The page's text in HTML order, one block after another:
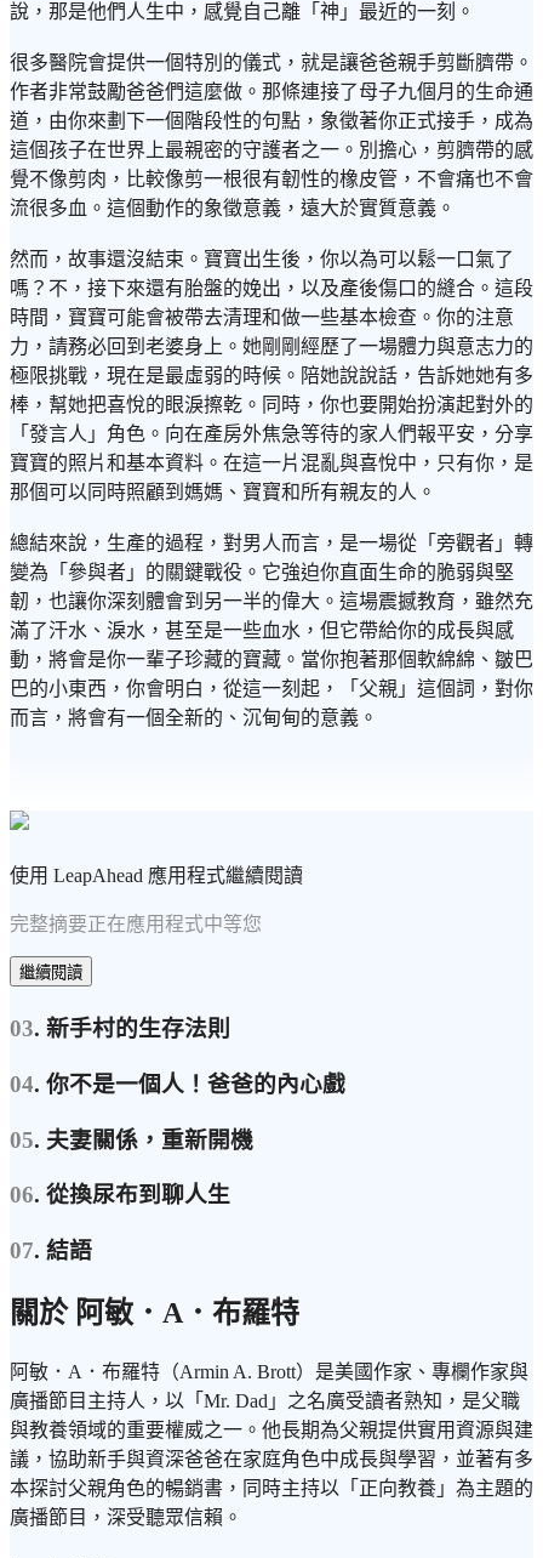
說，那是他們人生中，感覺自己離「神」最近的一刻。
很多醫院會提供一個特別的儀式，就是讓爸爸親手剪斷臍帶。
作者非常鼓勵爸爸們這麼做。那條連接了母子九個月的生命通
道，由你來劃下一個階段性的句點，象徵著你正式接手，成為
這個孩子在世界上最親密的守護者之一。別擔心，剪臍帶的感
覺不像剪肉，比較像剪一根很有韌性的橡皮管，不會痛也不會
流很多血。這個動作的象徵意義，遠大於實質意義。
然而，故事還沒結束。寶寶出生後，你以為可以鬆一口氣了
嗎？不，接下來還有胎盤的娩出，以及產後傷口的縫合。這段
時間，寶寶可能會被帶去清理和做一些基本檢查。你的注意
力，請務必回到老婆身上。她剛剛經歷了一場體力與意志力的
極限挑戰，現在是最虛弱的時候。陪她說說話，告訴她她有多
棒，幫她把喜悅的眼淚擦乾。同時，你也要開始扮演起對外的
「發言人」角色。向在產房外焦急等待的家人們報平安，分享
寶寶的照片和基本資料。在這一片混亂與喜悅中，只有你，是
那個可以同時照顧到媽媽、寶寶和所有親友的人。
總結來說，生產的過程，對男人而言，是一場從「旁觀者」轉
變為「參與者」的關鍵戰役。它強迫你直面生命的脆弱與堅
韌，也讓你深刻體會到另一半的偉大。這場震撼教育，雖然充
滿了汗水、淚水，甚至是一些血水，但它帶給你的成長與感
動，將會是你一輩子珍藏的寶藏。當你抱著那個軟綿綿、皺巴
巴的小東西，你會明白，從這一刻起，「父親」這個詞，對你
而言，將會有一個全新的、沉甸甸的意義。
使用 LeapAhead 應用程式繼續閱讀
完整摘要正在應用程式中等您
繼續閱讀
03. 新手村的生存法則
04. 你不是一個人！爸爸的內心戲
05. 夫妻關係，重新開機
06. 從換尿布到聊人生
07. 結語
關於 阿敏．A．布羅特
阿敏．A．布羅特（Armin A. Brott）是美國作家、專欄作家與
廣播節目主持人，以「Mr. Dad」之名廣受讀者熟知，是父職
與教養領域的重要權威之一。他長期為父親提供實用資源與建
議，協助新手與資深爸爸在家庭角色中成長與學習，並著有多
本探討父親角色的暢銷書，同時主持以「正向教養」為主題的
廣播節目，深受聽眾信賴。